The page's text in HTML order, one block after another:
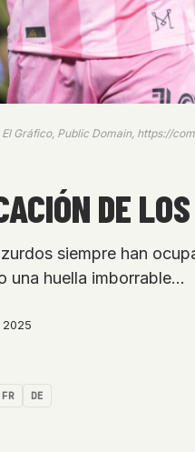
Gráfico, Public Domain, https://
DE
siempre han
una huella imborrable…
2025
FR DE